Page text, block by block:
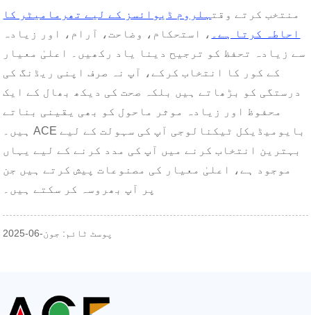
منتخب کرتے وقت ہلروم ڈیوائسز کے لیے تھرمامیٹر کا
احاطہ کرتا ہے۔
، استحکام، وضاحت، آرام، اور زیادہ
سے زیادہ تحفظ کو ترجیح دینا یاد رکھیں۔ اعلیٰ معیار
کے کور کا انتخاب کرکے، آپ نہ صرف اپنی ریڈنگ کی
درستگی کو بڑھاتے ہیں بلکہ صحت کی دیکھ بھال کے ایک
محفوظ اور زیادہ موثر ماحول کو بھی یقینی بناتے
ہیں۔ ACE بایومیڈیکل ٹیکنالوجی آپ کی سہولت کے لیے
بہترین انتخاب کرنے میں آپ کی مدد کرنے کے لیے یہاں
موجود ہے، اعلیٰ معیار کی مصنوعات پیش کرتے ہیں جن
پر آپ بھروسہ کر سکتے ہیں۔
پوسٹ ٹائم: جون-06-2025